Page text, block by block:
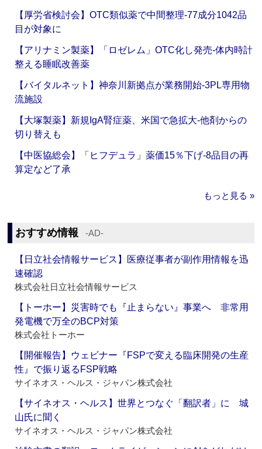
【厚労省検討会】OTC類似薬で中間整理‐77成分1042品
目が対象に
【アリナミン製薬】「ロゼレム」OTC化し発売‐体内時計
整える睡眠改善薬
【バイタルネット】神奈川新拠点が業務開始‐3PL専用物
流施設
【大塚製薬】新規IgA腎症薬、米国で急拡大‐他剤からの
切り替えも
【中医協総会】「ヒフデュラ」薬価15％下げ‐8品目の再
算定など了承
もっと見る »
おすすめ情報 ‐AD‐
【日立社会情報サービス】医療従事者が副作用情報を迅
速確認
株式会社日立社会情報サービス
【トーホー】災害時でも『止まらない』事業へ 非常用
発電機で万全のBCP対策
株式会社トーホー
【開催報告】ウェビナー『FSPで変える臨床開発の生産
性』で振り返るFSP戦略
サイネオス・ヘルス・ジャパン株式会社
【サイネオス・ヘルス】世界とつなぐ「翻訳者」に 城
山氏に聞く
サイネオス・ヘルス・ジャパン株式会社